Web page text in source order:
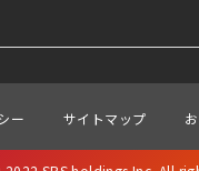
ー サイトマップ